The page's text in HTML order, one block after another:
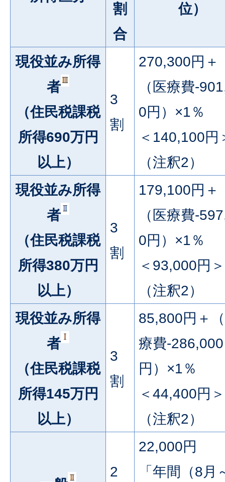
割
合
位）
現役並み所得
者
（住民税課税
所得690万円
以上）
3
割
270,300円＋
（医療費-
0円）×1％
＜140,100円
（注釈2）
現役並み所得
者
（住民税課税
所得380万円
以上）
3
割
179,100円＋
（医療費-
0円）×1％
＜93,000円＞
（注釈2）
現役並み所得
者
（住民税課税
所得145万円
以上）
3
割
85,800円＋
療費-286,000
円）×1％
＜44,400円＞
（注釈2）
2
22,000円
「年間（8月